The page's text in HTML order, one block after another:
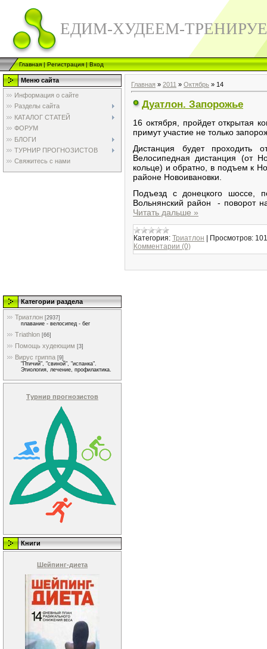
ЕДИМ-ХУДЕЕМ-
Главная|Регистрация|Вход
Меню сайта
Информация о сайте
Разделы сайта
КАТАЛОГ СТАТЕЙ
ФОРУМ
БЛОГИ
ТУРНИР ПРОГНОЗИСТОВ
Свяжитесь с нами
Категории раздела
Триатлон [2937]
плавание - велосипед - бег
Triathlon [66]
Помощь худеющим [3]
Вирус гриппа [9]
"Птичий", "свиной", "испанка".
Этиология, лечение, профилактика.
Турнир прогнозистов
Книги
Шейпинг-диета
Главная » 2011 » Октябрь » 14
Дуатлон. Запорожье
16 октября, пройдет открытая
примут участие не только
Дистанция будет проходить
Велосипедная дистанция (от
кольце) и обратно, в подъем к
районе Новоивановки.
Подъезд с донецкого шоссе,
Вольнянский район - поворот
Читать дальше »
Категория: Триатлон Просмотров:
Комментарии (0)